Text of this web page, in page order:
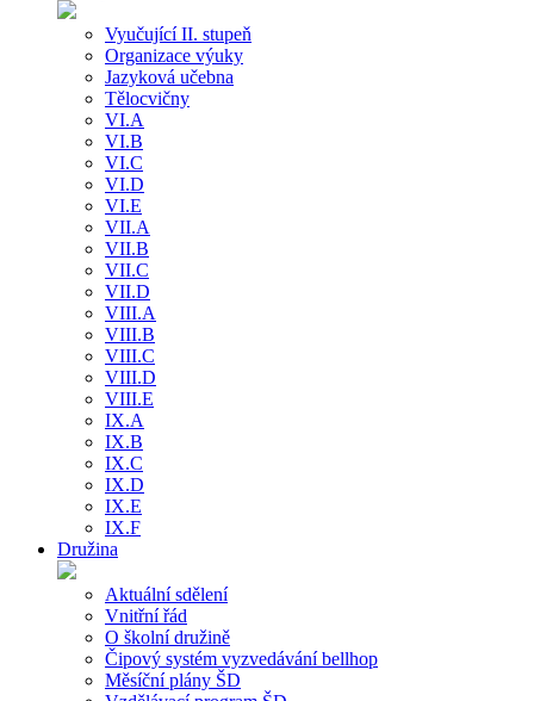
Vyučující II. stupeň
Organizace výuky
Jazyková učebna
Tělocvičny
VI.A
VI.B
VI.C
VI.D
VI.E
VII.A
VII.B
VII.C
VII.D
VIII.A
VIII.B
VIII.C
VIII.D
VIII.E
IX.A
IX.B
IX.C
IX.D
IX.E
IX.F
Družina
Aktuální sdělení
Vnitřní řád
O školní družině
Čipový systém vyzvedávání bellhop
Měsíční plány ŠD